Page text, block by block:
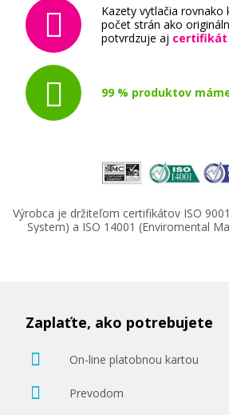
416,90 €
Pridať do
Lexmark X792X1MG
638,90 €
Kazety vytlačia rovnako
počet strán ako
potvrdzuje aj certifikát
99 % produktov
Výrobca je držiteľom certifikátov ISO
System) a ISO 14001 (Enviromental
Zaplaťte, ako potrebujete
On-line platobnou kartou
Prevodom